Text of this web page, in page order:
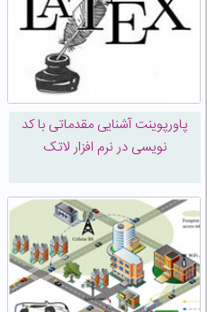
پاورپوینت آشنایی مقدماتی با کد
نویسی در نرم افزار لاتک